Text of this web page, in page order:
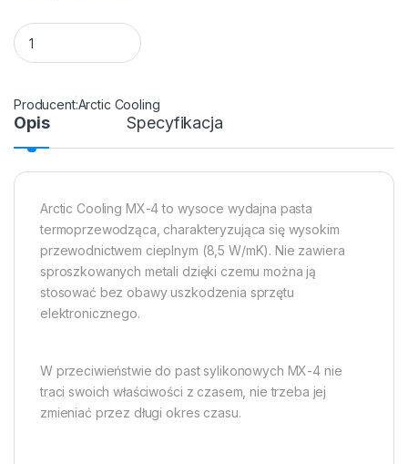
Pasta termoprzewodząca Arctic MX-4 - 20 g quantity
Arctic Cooling
Opis Specyfikacja
Arctic Cooling MX-4 to wysoce wydajna pasta
termoprzewodząca, charakteryzująca się wysokim
przewodnictwem cieplnym (8,5 W/mK). Nie zawiera
sproszkowanych metali dzięki czemu można ją
stosować bez obawy uszkodzenia sprzętu
elektronicznego.
W przeciwieństwie do past sylikonowych MX-4 nie
traci swoich właściwości z czasem, nie trzeba jej
zmieniać przez długi okres czasu.